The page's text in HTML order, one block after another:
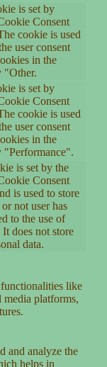
is set by
Consent
cookie is used
user consent
in the
"Other.
is set by
Consent
cookie is used
user consent
in the
"Performance".
is set by the
Consent
is used to store
not user has
to the use of
does not store
data.
like
media platforms,
and analyze the
helps in